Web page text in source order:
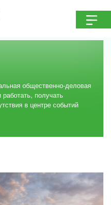
общественно-деловая
получать
в центре событий